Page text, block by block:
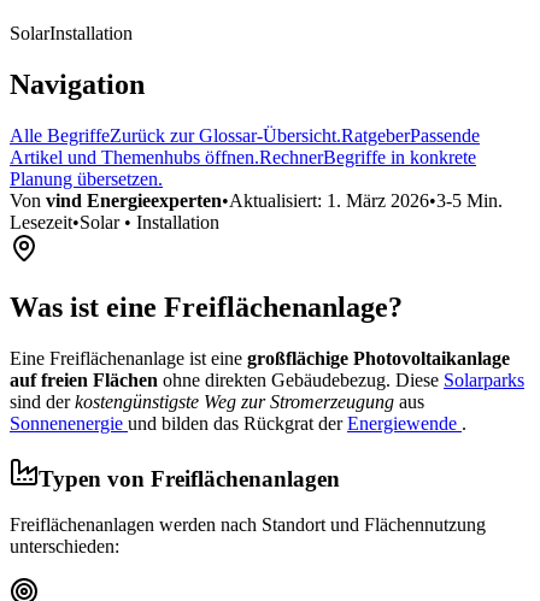
SolarInstallation
Navigation
Alle BegriffeZurück zur Glossar-Übersicht.RatgeberPassende
Artikel und Themenhubs öffnen.RechnerBegriffe in konkrete
Planung übersetzen.
Von vind Energieexperten•Aktualisiert: 1. März 2026•3-5 Min.
Lesezeit•Solar • Installation
Was ist eine Freiflächenanlage?
Eine Freiflächenanlage ist eine großflächige Photovoltaikanlage
auf freien Flächen ohne direkten Gebäudebezug. Diese Solarparks
sind derkostengünstigste Weg zur Stromerzeugung aus
Sonnenenergie und bilden das Rückgrat derEnergiewende .
Typen von Freiflächenanlagen
Freiflächenanlagen werden nach Standort und Flächennutzung
unterschieden: